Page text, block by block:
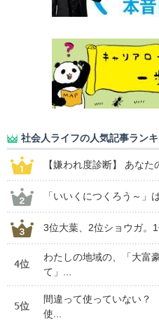
社会人ライフの人気記事ラン
【嫌われ度診断】 あな
「いいくにつくろう～
3位大葉、2位ショウガ。
4位
わたしの地域の、「大富
て」...
5位
間違って使っていない？
使...